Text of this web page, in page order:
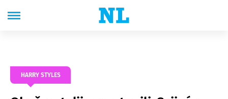
HARRY STYLES